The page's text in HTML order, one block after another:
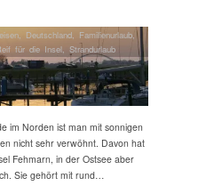
, Deutschland, Familienurlaub,
für die Insel, Strandurlaub
im Norden ist man mit sonnigen
nicht sehr verwöhnt. Davon hat
Fehmarn, in der Ostsee aber
Sie gehört mit rund…